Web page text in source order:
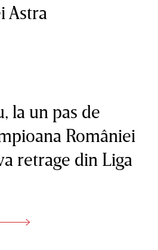
Astra
la un pas de
României
retrage din Liga